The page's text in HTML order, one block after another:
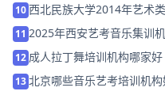
10西北民族大学2014年艺术
11 2025年西安艺考音乐集训
12 成人拉丁舞培训机构哪家
13 北京哪些音乐艺考培训机构